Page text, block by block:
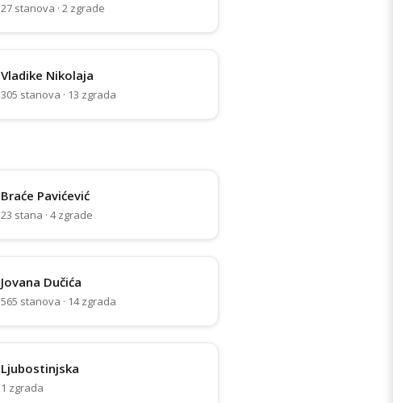
27 stanova · 2 zgrade
Vladike Nikolaja
305 stanova · 13 zgrada
Braće Pavićević
23 stana · 4 zgrade
Jovana Dučića
565 stanova · 14 zgrada
Ljubostinjska
1 zgrada